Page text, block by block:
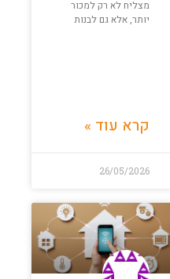
מצליח לא רק למכור
יותר, אלא גם לבנות
קרא עוד »
26/05/2026